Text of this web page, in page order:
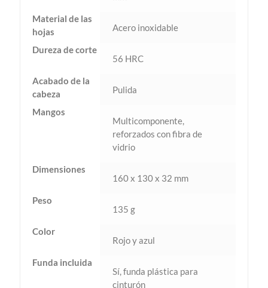
Material de las
hojas
Acero inoxidable
Dureza de corte
56 HRC
Acabado de la
cabeza
Pulida
Mangos
Multicomponente,
reforzados con fibra de
vidrio
Dimensiones
160 x 130 x 32 mm
Peso
135 g
Color
Rojo y azul
Funda incluida
Sí, funda plástica para
cinturón